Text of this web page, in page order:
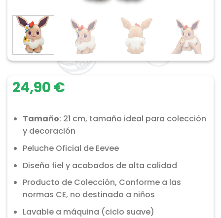
24,90 €
Tamaño: 21 cm, tamaño ideal para colección
y decoración
Peluche Oficial de Eevee
Diseño fiel y acabados de alta calidad
Producto de Colección, Conforme a las
normas CE, no destinado a niños
Lavable a máquina (ciclo suave)